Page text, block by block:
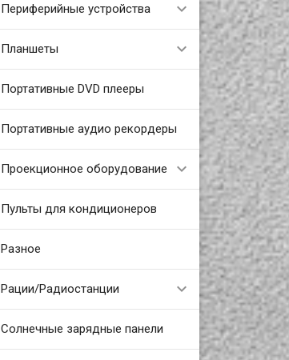
Периферийные устройства
Планшеты
Портативные DVD плееры
Портативные аудио рекордеры
Проекционное оборудование
Пульты для кондиционеров
Разное
Рации/Радиостанции
Солнечные зарядные панели